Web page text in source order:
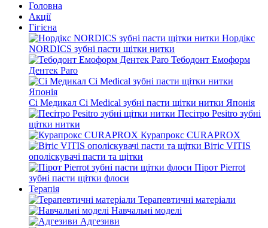
Головна
Акції
Гігієна
Нордікс
NORDICS зубні пасти щітки нитки
Тебодонт Емоформ
Дентек Paro
Сі Медикал Ci Medical зубні пасти щітки нитки Японія
Песітро Pesitro зубні
щітки нитки
Курапрокс CURAPROX
Вітіс VITIS
ополіскувачі пасти та щітки
Пірот Pierrot
зубні пасти щітки флоси
Терапія
Терапевтичні матеріали
Навчальні моделі
Адгезиви